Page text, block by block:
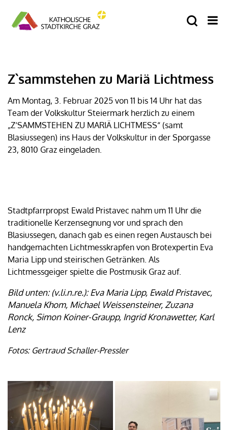
Z`sammstehen zu Mariä Lichtmess
Am Montag, 3. Februar 2025 von 11 bis 14 Uhr hat das
Team der Volkskultur Steiermark herzlich zu einem
„Z‘SAMMSTEHEN ZU MARIÄ LICHTMESS“ (samt
Blasiussegen) ins Haus der Volkskultur in der Sporgasse
23, 8010 Graz eingeladen.
Stadtpfarrpropst Ewald Pristavec nahm um 11 Uhr die
traditionelle Kerzensegnung vor und sprach den
Blasiussegen, danach gab es einen regen Austausch bei
handgemachten Lichtmesskrapfen von Brotexpertin Eva
Maria Lipp und steirischen Getränken. Als
Lichtmessgeiger spielte die Postmusik Graz auf.
Bild unten: (v.li.n.re.): Eva Maria Lipp, Ewald Pristavec,
Manuela Khom, Michael Weissensteiner, Zuzana
Ronck, Simon Koiner-Graupp, Ingrid Kronawetter, Karl
Lenz
Fotos: Gertraud Schaller-Pressler